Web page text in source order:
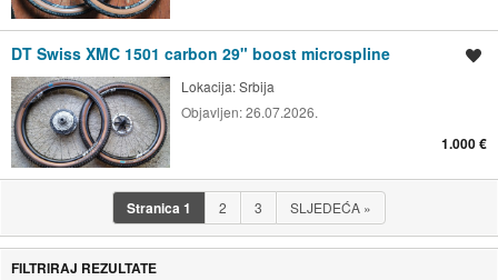
DT Swiss XMC 1501 carbon 29" boost microspline
Lokacija:Srbija
Objavljen:26.07.2026.
1.000 €
Stranica1 2 3 SLJEDEĆA »
FILTRIRAJ REZULTATE